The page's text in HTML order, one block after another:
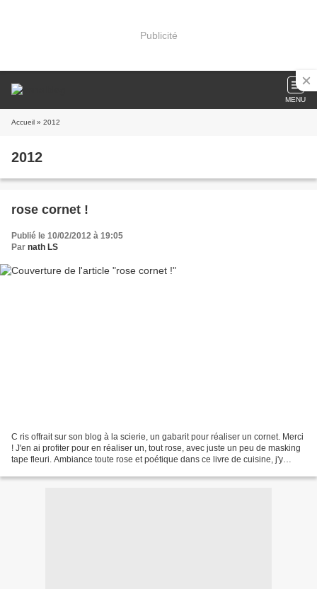
Publicité
MENU
Accueil » 2012
2012
rose cornet !
Publié le 10/02/2012 à 19:05
Par nath LS
C ris offrait sur son blog à la scierie, un gabarit pour réaliser un cornet. Merci
! J'en ai profiter pour en réaliser un, tout rose, avec juste un peu de masking
tape fleuri. Ambiance toute rose et poétique dans ce livre de cuisine, j'y